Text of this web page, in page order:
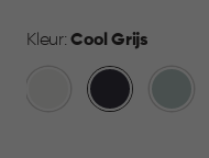
Kleur:Cool Grijs
Cool
Grijs
Mistig
Blauw